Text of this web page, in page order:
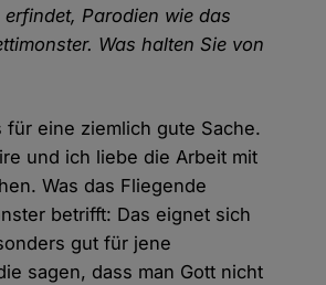
erfindet, Parodien wie das
Was halten Sie von
für eine ziemlich gute Sache.
und ich liebe die Arbeit mit
Was das Fliegende
betrifft: Das eignet sich
gut für jene
sagen, dass man Gott nicht